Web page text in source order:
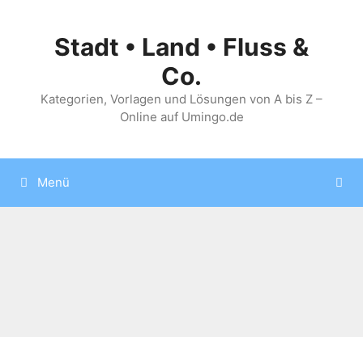
springenStadt • Land • Fluss &
Co.
Kategorien, Vorlagen und Lösungen von A bis Z –
Online auf Umingo.de
Menü